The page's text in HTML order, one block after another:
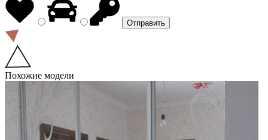
Похожие модели